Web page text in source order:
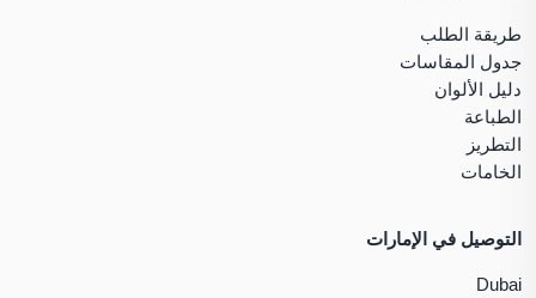
طريقة الطلب
جدول المقاسات
دليل الألوان
الطباعة
التطريز
الخامات
التوصيل في الإمارات
Dubai